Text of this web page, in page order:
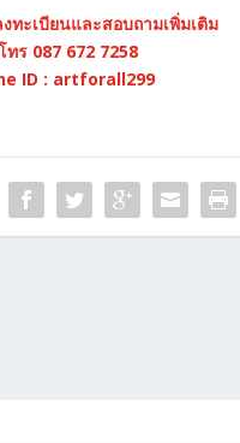
ทะเบียนและสอบถามเพิ่มเติม
ทร 087 672 7258
ID : artforall299